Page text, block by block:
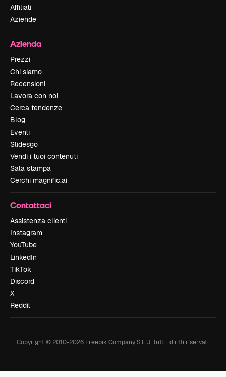
Affiliati
Aziende
Azienda
Prezzi
Chi siamo
Recensioni
Lavora con noi
Cerca tendenze
Blog
Eventi
Slidesgo
Vendi i tuoi contenuti
Sala stampa
Cerchi magnific.ai
Contattaci
Assistenza clienti
Instagram
YouTube
LinkedIn
TikTok
Discord
X
Reddit
Copyright © 2010-2026Freepik Company S.L.U. Tutti i diritti riservati.